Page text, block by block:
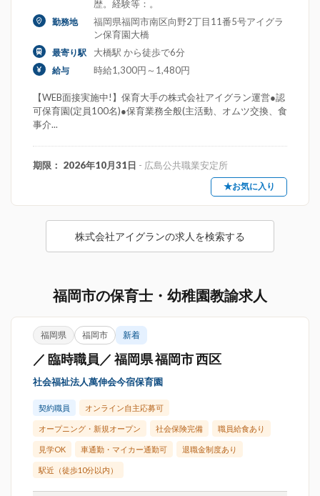
歴。経験等：。
勤務地
福岡県福岡市南区向野2丁目11番5号アイグラ
ン保育園大橋
最寄り駅 大橋駅 から徒歩で6分
給与 時給1,300円～1,480円
【WEB面接実施中!】保育大手の株式会社アイグラン運営●認
可保育園(定員100名)●保育業務全般(主活動、オムツ交換、食
事介...
期限： 2026年10月31日 - 広島公共職業安定所
★お気に入り
株式会社アイグランの求人を検索する
福岡市の保育士・幼稚園教諭求人
福岡県 福岡市 新着
／ 臨時職員／ 福岡県 福岡市 西区
社会福祉法人萬伸会今宿保育園
契約職員 オンライン自主応募可
オープニング・新規オープン 社会保険完備 職員給食あり
見学OK 車通勤・マイカー通勤可 退職金制度あり
駅近（徒歩10分以内）